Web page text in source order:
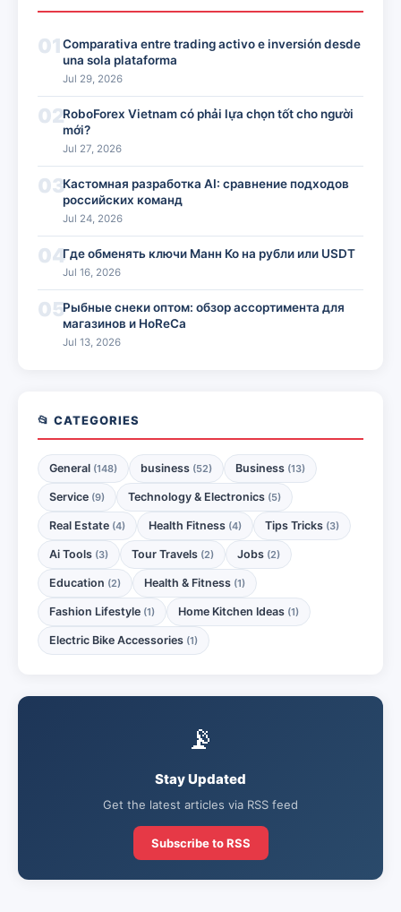
01Comparativa entre trading activo e inversión desde
una sola plataforma
Jul 29, 2026
02RoboForex Vietnam có phải lựa chọn tốt cho người
mới?
Jul 27, 2026
03Кастомная разработка AI: сравнение подходов
российских команд
Jul 24, 2026
04Где обменять ключи Манн Ко на рубли или USDT
Jul 16, 2026
05Рыбные снеки оптом: обзор ассортимента для
магазинов и HoReCa
Jul 13, 2026
📂 CATEGORIES
General (148) business (52) Business (13)
Service (9) Technology & Electronics (5)
Real Estate (4) Health Fitness (4) Tips Tricks (3)
Ai Tools (3) Tour Travels (2) Jobs (2)
Education (2) Health & Fitness (1)
Fashion Lifestyle (1) Home Kitchen Ideas (1)
Electric Bike Accessories (1)
📡
Stay Updated
Get the latest articles via RSS feed
Subscribe to RSS